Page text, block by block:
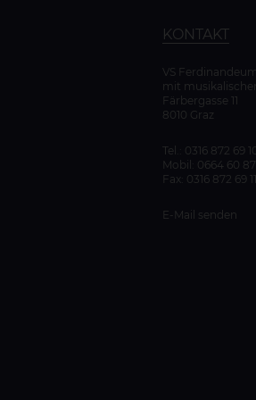
KONTAKT
VS Ferdinandeum
mit
Färbergasse 11
8010 Graz
Tel.: 0316 872 69
Mobil: 0664 60
Fax: 0316 872 69 11
E-Mail senden